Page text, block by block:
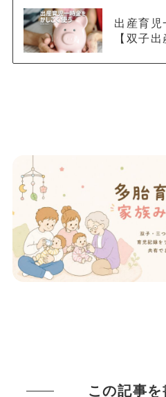
出産育児
【双子出
この記事を